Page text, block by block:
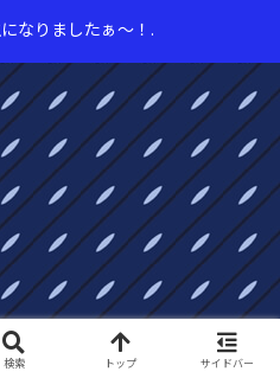
なりましたぁ〜！.
検索 トップ サイドバー